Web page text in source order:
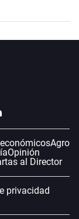
Agro
Opinión
al Director
privacidad